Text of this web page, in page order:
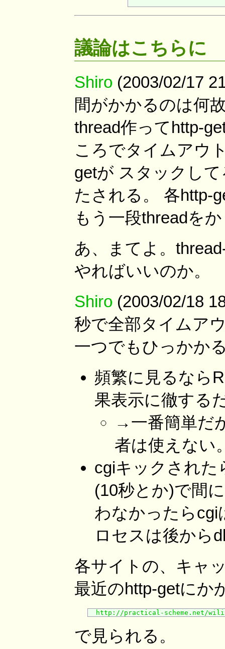
議論はこちらに
Shiro (2003/02/17
間がかかるのは何
thread作ってhttp-
ころでタイムアウ
getが スタックし
たされる。 各http-
もう一段threadを
あ、まてよ。
やればいいのか。
Shiro (2003/02/18
秒で全部タイムア
一つでもひっかか
頻繁に見るなら
果表示に徹する
→一番簡単だ
者は使えない
cgiキックされた
(10秒とか)で間
わなかったらcgi
ロセスは後から
各サイトの、キャ
最近のhttp-getにか
http://practical-scheme.net/
で見られる。